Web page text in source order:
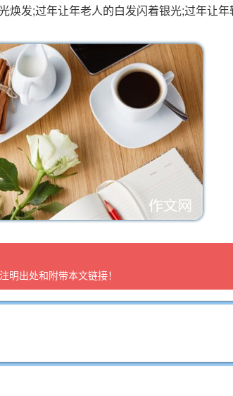
发;过年让年老人的白发闪着银光;过年让年
明出处和附带本文链接！